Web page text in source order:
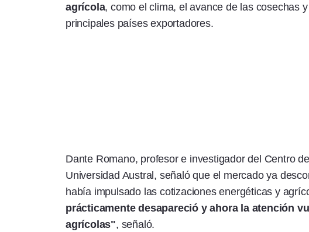
agrícola, como el clima, el avance de las cosechas
principales países exportadores.
Dante Romano, profesor e investigador del Centro
Universidad Austral, señaló que el mercado ya
había impulsado las cotizaciones energéticas y
prácticamente desapareció y ahora la atención
agrícolas", señaló.